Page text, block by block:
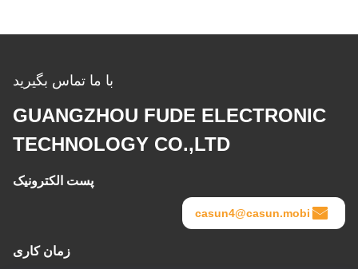
با ما تماس بگیرید
GUANGZHOU FUDE ELECTRONIC
TECHNOLOGY CO.,LTD
پست الکترونیک
casun4@casun.mobi
زمان کاری